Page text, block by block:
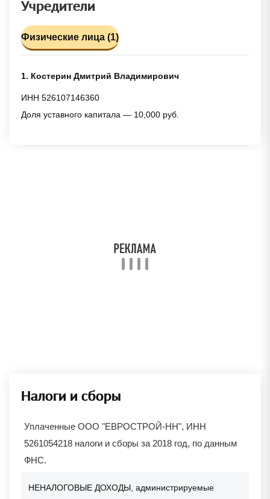
Учредители
Физические лица (1)
1. Костерин Дмитрий Владимирович
ИНН 526107146360
Доля уставного капитала — 10,000 руб.
Налоги и сборы
Уплаченные ООО "ЕВРОСТРОЙ-НН", ИНН
5261054218 налоги и сборы за 2018 год, по данным
ФНС.
НЕНАЛОГОВЫЕ ДОХОДЫ, администрируемые